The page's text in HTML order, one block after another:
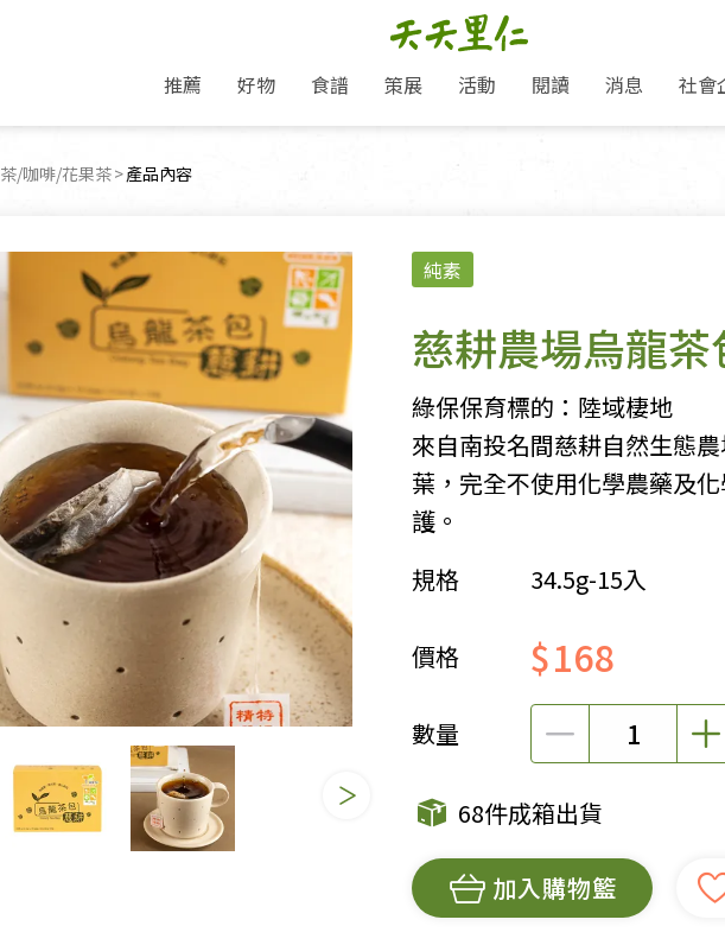
推薦
好康優惠
8月快閃商品優惠
中秋禮盒預購
7月惜福愛物
6月快閃商品-好評延長優惠
傳承經典優惠
文化好書優惠
超值好物特惠
熱銷人氣產品推薦
經典必買推薦
史瓦帝尼文化節
好物
飲品/零食
果汁/醋飲/飲料
茶/咖啡/花果茶
沖調飲/穀麥片
蜂蜜/椰奶
休閒零食
堅果/果乾
糖果/巧克力
熟食料理/調理包
包子饅頭/麵點
粽子/蘿蔔糕/年糕
素鬆/醬菜
甜品/冰品
麵包/糕點
酵素
個人清潔保養
臉部清潔/保養
臉部彩妝
牙膏/牙刷/漱口水
洗髮/潤髮/染髮
身體清潔/保養
個人用品
衣飾鞋包
女內著居家
男內著居家
毛巾/浴巾/手帕
帽/口罩/配件/包包
佛儒書籍
文具禮品/
燈/燃燈油
食譜
不限類別 飲品 主食
湯品
策展
「里仁誠食市集」永續新體驗
減塑 一起來！
綠色保育-我們的田, 牠們的家
里仁「史瓦帝尼文化節」
活動
產品推薦
閱讀
專題文章
食品與廠商
用品與廠商
土地與生態
蔬食營養力
生活提案
共好行動
里仁的努力
減塑微革命
少或無添加
友善耕作
支持弱勢
綠色保育
永續飲食
消息
分店動態
產品動態
公益支持
獲獎肯定
聯名合作
社會
產品/有機蔬果把關
大事記
里仁聯名卡
理念桌布下載
加入會員
茶/咖啡/花果茶 目前頁面：
產品內容
純素
慈耕農場烏龍茶
綠保保育標的：陸域棲地
來自南投名間慈耕自然生態
葉，完全不使用化學農藥及
護。
規格
34.5g-15入
價格 $168
數量
68件成箱出貨
加入購物籃